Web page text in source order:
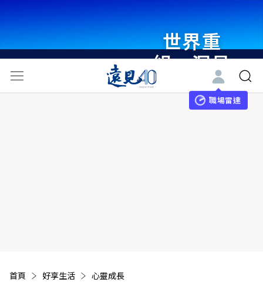
世界重
組・洞見
未來 與
世界領袖
職場雷達
首頁 好享生活 心靈成長